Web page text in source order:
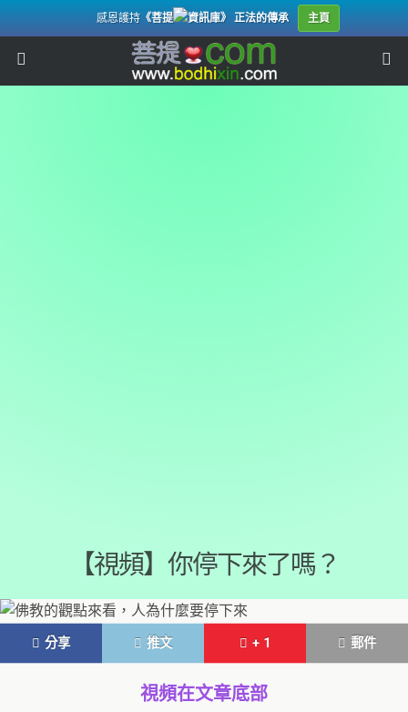
【視頻】你停下來了嗎？
分享 推文 + 1 郵件
視頻在文章底部
感恩護持《菩提 資訊庫》 正法的傳承 主頁